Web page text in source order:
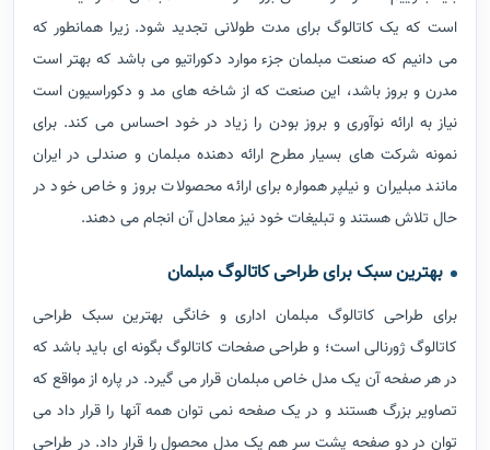
است که یک کاتالوگ برای مدت طولانی تجدید شود. زیرا همانطور که
می دانیم که صنعت مبلمان جزء موارد دکوراتیو می باشد که بهتر است
مدرن و بروز باشد، این صنعت که از شاخه های مد و دکوراسیون است
نیاز به ارائه نوآوری و بروز بودن را زیاد در خود احساس می کند. برای
نمونه شرکت های بسیار مطرح ارائه دهنده مبلمان و صندلی در ایران
مانند مبلیران و نیلپر همواره برای ارائه محصولات بروز و خاص خود در
حال تلاش هستند و تبلیغات خود نیز معادل آن انجام می دهند.
بهترین سبک برای طراحی کاتالوگ مبلمان
برای طراحی کاتالوگ مبلمان اداری و خانگی بهترین سبک طراحی
کاتالوگ ژورنالی است؛ و طراحی صفحات کاتالوگ بگونه ای باید باشد که
در هر صفحه آن یک مدل خاص مبلمان قرار می گیرد. در پاره از مواقع که
تصاویر بزرگ هستند و در یک صفحه نمی توان همه آنها را قرار داد می
توان در دو صفحه پشت سر هم یک مدل محصول را قرار داد. در طراحی